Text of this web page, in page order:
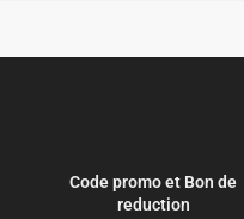
Code promo et Bon de
reduction